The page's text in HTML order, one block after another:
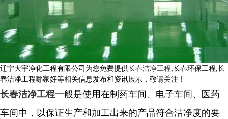
辽宁大宇净化工程有限公司为您免费提供长春洁净工程,长春环保工程,长
春洁净工程哪家好等相关信息发布和资讯展示，敬请关注！
长春洁净工程一般是使用在制药车间、电子车间、医药
车间中，以保证生产和加工出来的产品符合洁净度的要